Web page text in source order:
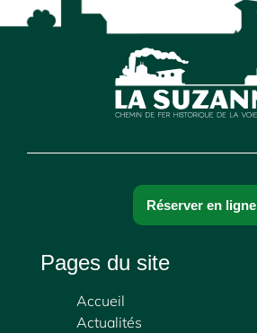
Réserver en ligne
Pages du site
Accueil
Actualités